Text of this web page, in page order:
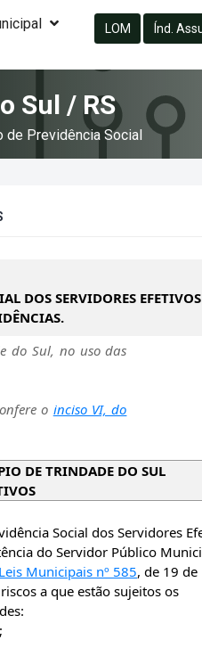
LOM Índ.
Sul / RS
de Previdência Social
DOS SERVIDORES
do Sul, no uso das
o inciso VI, do
DE TRINDADE DO SUL
Social dos Servidores
do Servidor Público
Leis Municipais nº 585, de 19 de
a que estão sujeitos os